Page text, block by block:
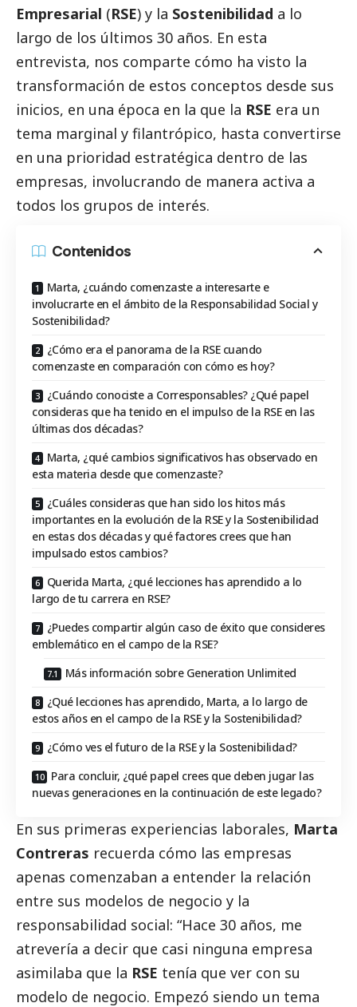
Empresarial (RSE) y la Sostenibilidad a lo
largo de los últimos 30 años. En esta
entrevista, nos comparte cómo ha visto la
transformación de estos conceptos desde sus
inicios, en una época en la que la RSE era un
tema marginal y filantrópico, hasta convertirse
en una prioridad estratégica dentro de las
empresas, involucrando de manera activa a
todos los grupos de interés.
Contenidos
Marta, ¿cuándo comenzaste a interesarte e
involucrarte en el ámbito de la Responsabilidad Social y
Sostenibilidad?
¿Cómo era el panorama de la RSE cuando
comenzaste en comparación con cómo es hoy?
¿Cuándo conociste a Corresponsables? ¿Qué papel
consideras que ha tenido en el impulso de la RSE en las
últimas dos décadas?
Marta, ¿qué cambios significativos has observado en
esta materia desde que comenzaste?
¿Cuáles consideras que han sido los hitos más
importantes en la evolución de la RSE y la Sostenibilidad
en estas dos décadas y qué factores crees que han
impulsado estos cambios?
Querida Marta, ¿qué lecciones has aprendido a lo
largo de tu carrera en RSE?
¿Puedes compartir algún caso de éxito que consideres
emblemático en el campo de la RSE?
Más información sobre Generation Unlimited
¿Qué lecciones has aprendido, Marta, a lo largo de
estos años en el campo de la RSE y la Sostenibilidad?
¿Cómo ves el futuro de la RSE y la Sostenibilidad?
Para concluir, ¿qué papel crees que deben jugar las
nuevas generaciones en la continuación de este legado?
En sus primeras experiencias laborales, Marta
Contreras recuerda cómo las empresas
apenas comenzaban a entender la relación
entre sus modelos de negocio y la
responsabilidad social: “Hace 30 años, me
atrevería a decir que casi ninguna empresa
asimilaba que la RSE tenía que ver con su
modelo de negocio. Empezó siendo un tema